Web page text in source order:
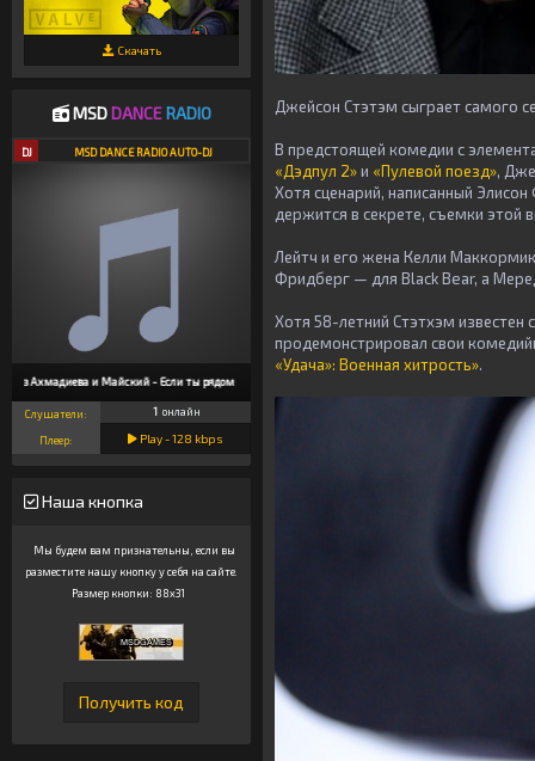
Скачать
MSDDANCE RADIO
DJ MSD DANCE RADIO AUTO-DJ
Ахмадиева и Майский - Если ты рядом
Слушатели: 1 онлайн
Плеер: Play -128 kbps
Наша кнопка
Мы будем вам признательны, если вы
разместите нашу кнопку у себя на сайте.
Размер кнопки: 88x31
Джейсон Стэтэм сыграет самого
В предстоящей комедии с
«Дэдпул 2»и «Пулевой поезд»,
Хотя сценарий, написанный
держится в секрете, съемки
Лейтч и его жена Келли
Фридберг — для Black Bear, а
Хотя 58-летний Стэтхэм
продемонстрировал свои
«Удача»: Военная хитрость».